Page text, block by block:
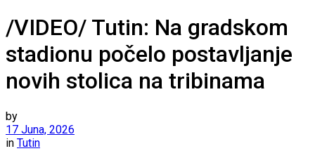
/VIDEO/ Tutin: Na gradskom
stadionu počelo postavljanje
novih stolica na tribinama
by
17 Juna, 2026
in Tutin